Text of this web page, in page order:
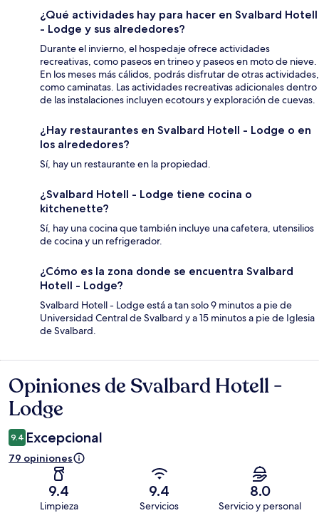
¿Qué actividades hay para hacer en Svalbard Hotell
- Lodge y sus alrededores?
Durante el invierno, el hospedaje ofrece actividades
recreativas, como paseos en trineo y paseos en moto de nieve.
En los meses más cálidos, podrás disfrutar de otras actividades,
como caminatas. Las actividades recreativas adicionales dentro
de las instalaciones incluyen ecotours y exploración de cuevas.
¿Hay restaurantes en Svalbard Hotell - Lodge o en
los alrededores?
Sí, hay un restaurante en la propiedad.
¿Svalbard Hotell - Lodge tiene cocina o
kitchenette?
Sí, hay una cocina que también incluye una cafetera, utensilios
de cocina y un refrigerador.
¿Cómo es la zona donde se encuentra Svalbard
Hotell - Lodge?
Svalbard Hotell - Lodge está a tan solo 9 minutos a pie de
Universidad Central de Svalbard y a 15 minutos a pie de Iglesia
de Svalbard.
Opiniones
Opiniones de Svalbard Hotell -
Lodge
9.4 Excepcional
79 opiniones
9.4
Limpieza
9.4
Servicios
8.0
Servicio y personal